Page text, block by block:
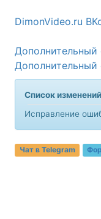
DimonVideo.ru
Дополнительный
Дополнительный
Список
Исправление
Чат в Telegram